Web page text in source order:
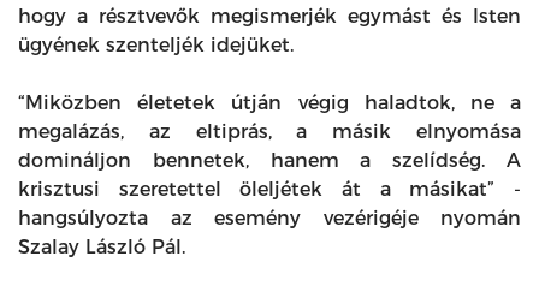
hogy a résztvevők megismerjék egymást és Isten
ügyének szenteljék idejüket.
“Miközben életetek útján végig haladtok, ne a
megalázás, az eltiprás, a másik elnyomása
domináljon bennetek, hanem a szelídség. A
krisztusi szeretettel öleljétek át a másikat” -
hangsúlyozta az esemény vezérigéje nyomán
Szalay László Pál.